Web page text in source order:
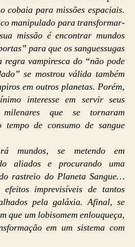
cobaia para missões espaciais.
manipulado para transformar-
missão é encontrar mundos
para que os sanguessugas
regra vampiresca do “não pode
se mostrou válida também
em outros planetas. Porém,
interesse em servir seus
milenares que se tornaram
tempo de consumo de sangue
mundos, se metendo em
aliados e procurando uma
rastreio do Planeta Sangue…
efeitos imprevisíveis de tantos
pela galáxia. Afinal, se
que um lobisomem enlouqueça,
em um sistema com